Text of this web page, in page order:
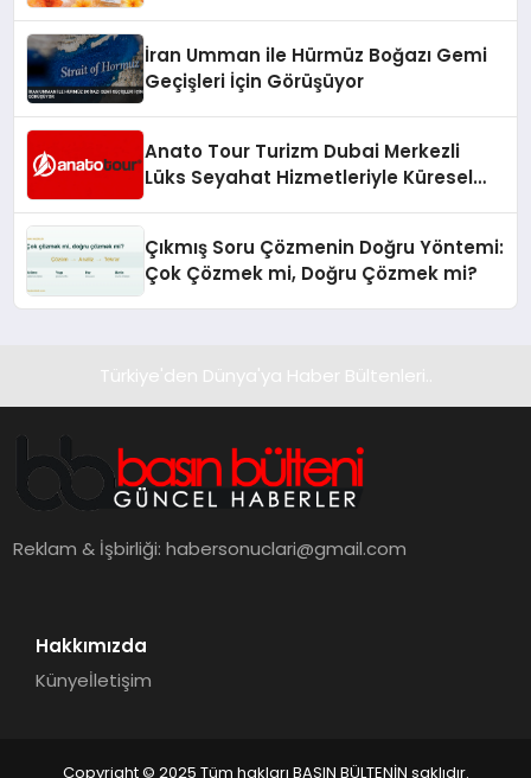
İran Umman ile Hürmüz Boğazı Gemi
Geçişleri İçin Görüşüyor
Anato Tour Turizm Dubai Merkezli
Lüks Seyahat Hizmetleriyle Küresel
Çıkmış Soru Çözmenin Doğru Yöntemi:
Çok Çözmek mi, Doğru Çözmek mi?
Türkiye'den Dünya'ya Haber Bültenleri..
Reklam & İşbirliği:habersonuclari@gmail.com
Hakkımızda
Künyeİletişim
Copyright © 2025 Tüm hakları BASIN BÜLTENİN saklıdır.